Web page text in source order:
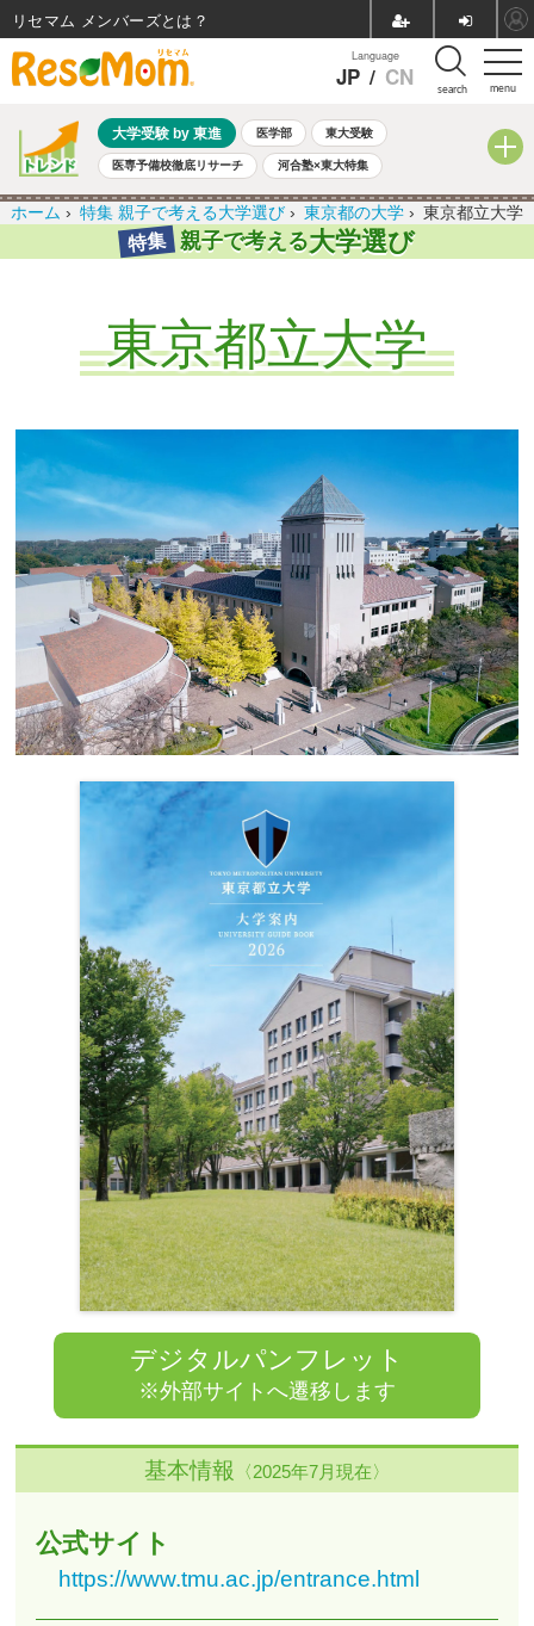
menu
Language
JP / CN search
大学受験 by 東進 医学部 東大受験
医専予備校徹底リサーチ 河合塾×東大特集
親子で考える大学選び 高校受験 中学受験 小学校受験
共通テスト 夏休み 8月開催学校説明会・相談会
8月開催イベント・WS 全国公立高校 過去問 人気記事
ホーム › 特集 親子で考える大学選び › 東京都の大学 › 東京都立大学
特集 親子で考える大学選び
東京都立大学
デジタルパンフレット
※外部サイトへ遷移します
基本情報 〈2025年7月現在〉
公式サイト
https://www.tmu.ac.jp/entrance.html
リセマム メンバーズ